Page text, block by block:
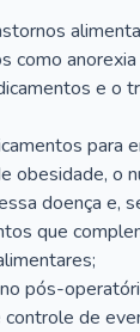
como anorexia
e o
para
obesidade, o
doença e,
que
pós-
controle de